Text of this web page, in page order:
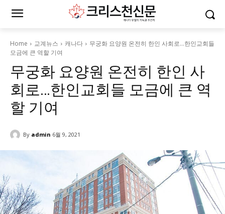
Home 교계뉴스 캐나다
무궁화 요양원 온전히 한인 사회로…한인교회들
모금에 큰 역할 기여
무궁화 요양원 온전히 한인 사
회로…한인교회들 모금에 큰 역
할 기여
By admin 6월 9, 2021